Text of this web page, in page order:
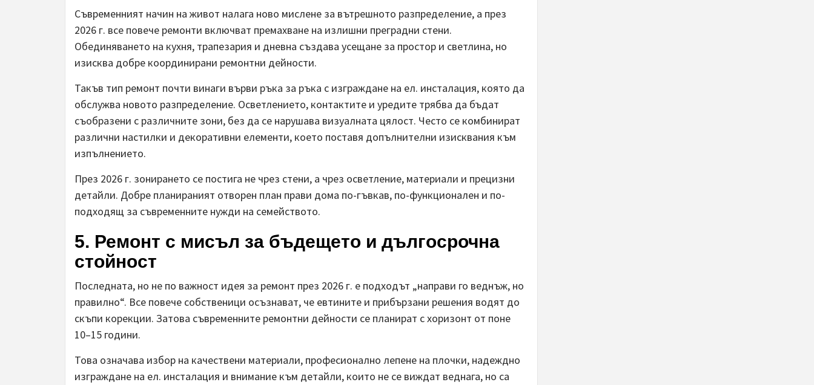
Съвременният начин на живот налага ново мислене за вътрешното разпределение, а през
2026 г. все повече ремонти включват премахване на излишни преградни стени.
Обединяването на кухня, трапезария и дневна създава усещане за простор и светлина, но
изисква добре координирани ремонтни дейности.
Такъв тип ремонт почти винаги върви ръка за ръка с изграждане на ел. инсталация, която да
обслужва новото разпределение. Осветлението, контактите и уредите трябва да бъдат
съобразени с различните зони, без да се нарушава визуалната цялост. Често се комбинират
различни настилки и декоративни елементи, което поставя допълнителни изисквания към
изпълнението.
През 2026 г. зонирането се постига не чрез стени, а чрез осветление, материали и прецизни
детайли. Добре планираният отворен план прави дома по-гъвкав, по-функционален и по-
подходящ за съвременните нужди на семейството.
5. Ремонт с мисъл за бъдещето и дългосрочна
стойност
Последната, но не по важност идея за ремонт през 2026 г. е подходът „направи го веднъж, но
правилно“. Все повече собственици осъзнават, че евтините и прибързани решения водят до
скъпи корекции. Затова съвременните ремонтни дейности се планират с хоризонт от поне
10–15 години.
Това означава избор на качествени материали, професионално лепене на плочки, надеждно
изграждане на ел. инсталация и внимание към детайли, които не се виждат веднага, но са